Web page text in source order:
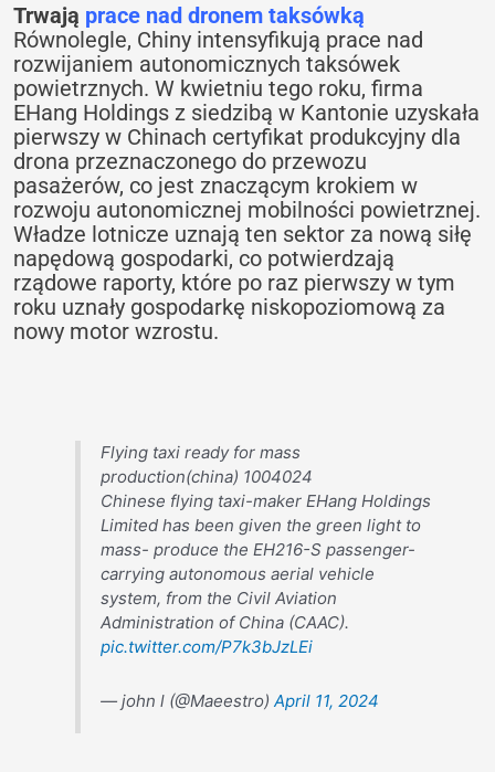
Trwają prace nad dronem taksówką
Równolegle, Chiny intensyfikują prace nad
rozwijaniem autonomicznych taksówek
powietrznych. W kwietniu tego roku, firma
EHang Holdings z siedzibą w Kantonie uzyskała
pierwszy w Chinach certyfikat produkcyjny dla
drona przeznaczonego do przewozu
pasażerów, co jest znaczącym krokiem w
rozwoju autonomicznej mobilności powietrznej.
Władze lotnicze uznają ten sektor za nową siłę
napędową gospodarki, co potwierdzają
rządowe raporty, które po raz pierwszy w tym
roku uznały gospodarkę niskopoziomową za
nowy motor wzrostu.
Flying taxi ready for mass
production(china) 1004024
Chinese flying taxi-maker EHang Holdings
Limited has been given the green light to
mass- produce the EH216-S passenger-
carrying autonomous aerial vehicle
system, from the Civil Aviation
Administration of China (CAAC).
pic.twitter.com/P7k3bJzLEi
— john l (@Maeestro) April 11, 2024